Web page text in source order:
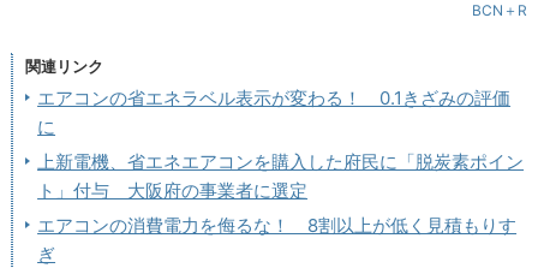
BCN＋R
関連リンク
エアコンの省エネラベル表示が変わる！ 0.1きざみの評価
に
上新電機、省エネエアコンを購入した府民に「脱炭素ポイン
ト」付与 大阪府の事業者に選定
エアコンの消費電力を侮るな！ 8割以上が低く見積もりす
ぎ